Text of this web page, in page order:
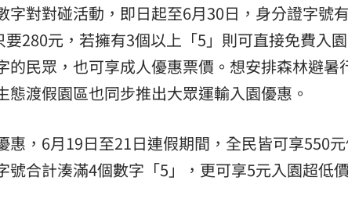
字對對碰活動，即日起至6月30日，身分證字號
280元，若擁有3個以上「5」則可直接免費入
民眾，也可享成人優惠票價。想安排森林避暑
渡假園區也同步推出大眾運輸入園優惠。
，6月19日至21日連假期間，全民皆可享550元
合計湊滿4個數字「5」，更可享5元入園超低